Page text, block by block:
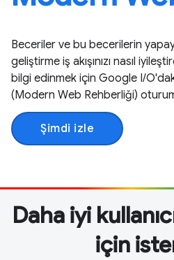
Beceriler ve bu becerilerin
geliştirme iş akışınızı nasıl
bilgi edinmek için Google I /
(Modern Web Rehberliği)
Şimdi izle
Daha iyi
için